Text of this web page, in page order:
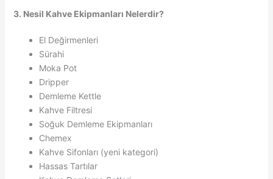
3. Nesil Kahve Ekipmanları Nelerdir?
El Değirmenleri
Sürahi
Moka Pot
Dripper
Demleme Kettle
Kahve Filtresi
Soğuk Demleme Ekipmanları
Chemex
Kahve Sifonları (yeni kategori)
Hassas Tartılar